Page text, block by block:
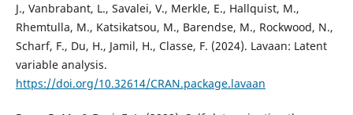
J., Vanbrabant, L., Savalei, V., Merkle, E., Hallquist, M.,
Rhemtulla, M., Katsikatsou, M., Barendse, M., Rockwood, N.,
Scharf, F., Du, H., Jamil, H., Classe, F. (2024). Lavaan: Latent
variable analysis.
https://doi.org/10.32614/CRAN.package.lavaan